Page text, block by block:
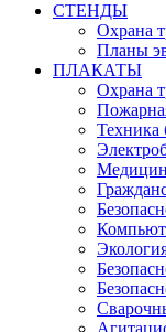
СТЕНДЫ
Охрана
Планы
ПЛАКАТЫ
Охрана
Техника